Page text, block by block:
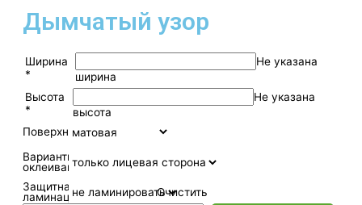
Дымчатый узор
Ширина
*
Не указана
ширина
Высота
*
Не указана
высота
Поверхность
Варианты
оклеивания
Защитная
ламинация
Очистить